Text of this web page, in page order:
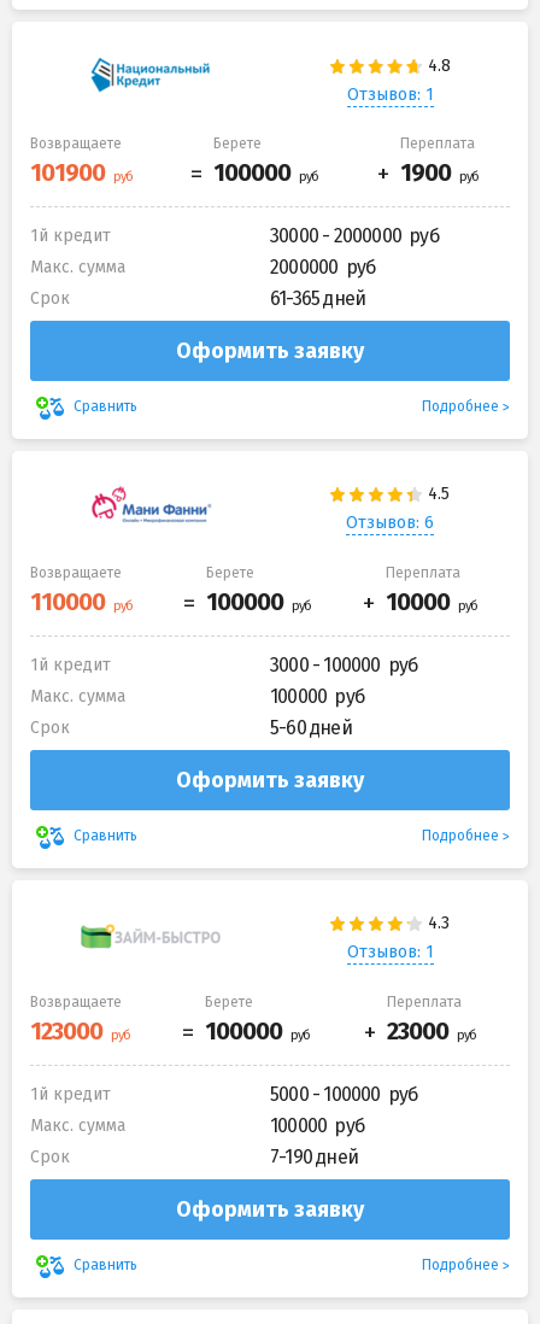
Отзывов: 1
Возвращаете Берете Переплата
1й кредит 30000 - 2000000
Макс. сумма 2000000
Срок 61-365 дней
Оформить заявку
Сравнить Подробнее
Отзывов: 6
Возвращаете Берете Переплата
1й кредит 3000 - 100000
Макс. сумма 100000
Срок 5-60 дней
Оформить заявку
Сравнить Подробнее
Отзывов: 1
Возвращаете Берете Переплата
1й кредит 5000 - 100000
Макс. сумма 100000
Срок 7-190 дней
Оформить заявку
Сравнить Подробнее